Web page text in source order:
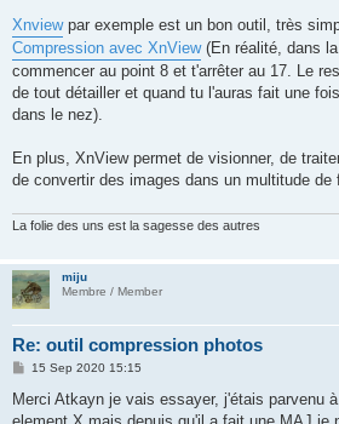
Xnviewpar exemple est un bon outil, très
Compression avec XnView(En réalité, dans
commencer au point 8 et t'arrêter au 17. Le
de tout détailler et quand tu l'auras fait une
dans le nez).
En plus, XnView permet de visionner, de
de convertir des images dans un multitude de
La folie des uns est la sagesse des autres
miju
Membre / Member
Re: outil compression photos
P
s
15 Sep 2020 15:15
Merci Atkayn je vais essayer, j'étais parvenu